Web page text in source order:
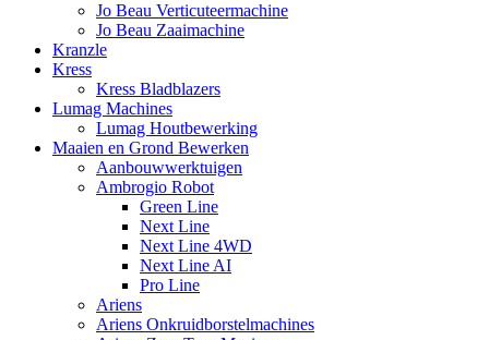
Jo Beau Verticuteermachine
Jo Beau Zaaimachine
Kranzle
Kress
Kress Bladblazers
Lumag Machines
Lumag Houtbewerking
Maaien en Grond Bewerken
Aanbouwwerktuigen
Ambrogio Robot
Green Line
Next Line
Next Line 4WD
Next Line AI
Pro Line
Ariens
Ariens Onkruidborstelmachines